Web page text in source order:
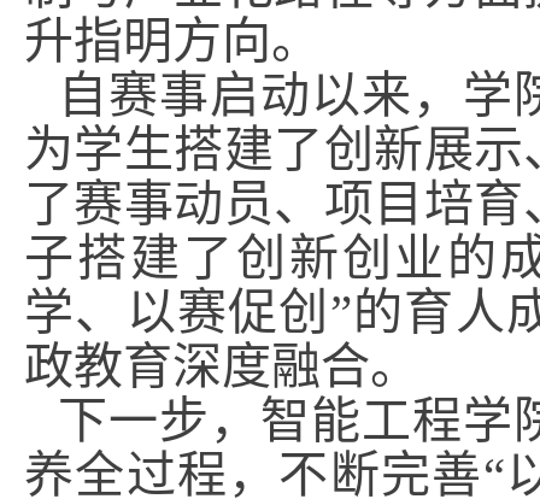
升指明方向。
自赛事启动以来，学
为学生搭建了创新展
了赛事动员、项目培
子搭建了创新创业的
学、以赛促创”的育人
政教育深度融合。
下一步，智能工程学
养全过程，不断完善“